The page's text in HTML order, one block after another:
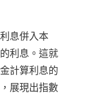
息併入本
利息。這就
計算利息的
展現出指數